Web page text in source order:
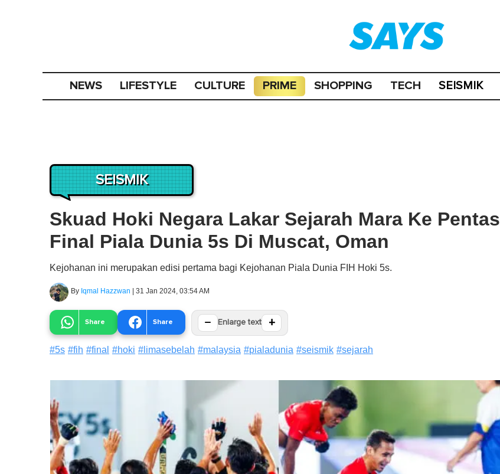
NEWS LIFESTYLE CULTURE PRIME SHOPPING TECH SEISMIK
SEISMIK
Skuad Hoki Negara Lakar Sejarah Mara Ke Pentas
Final Piala Dunia 5s Di Muscat, Oman
Kejohanan ini merupakan edisi pertama bagi Kejohanan Piala Dunia FIH Hoki 5s.
By Iqmal Hazzwan | 31 Jan 2024, 03:54 AM
Share Share − Enlarge text +
#5s #fih #final #hoki # limasebelah #malaysia #pialadunia #seismik #sejarah